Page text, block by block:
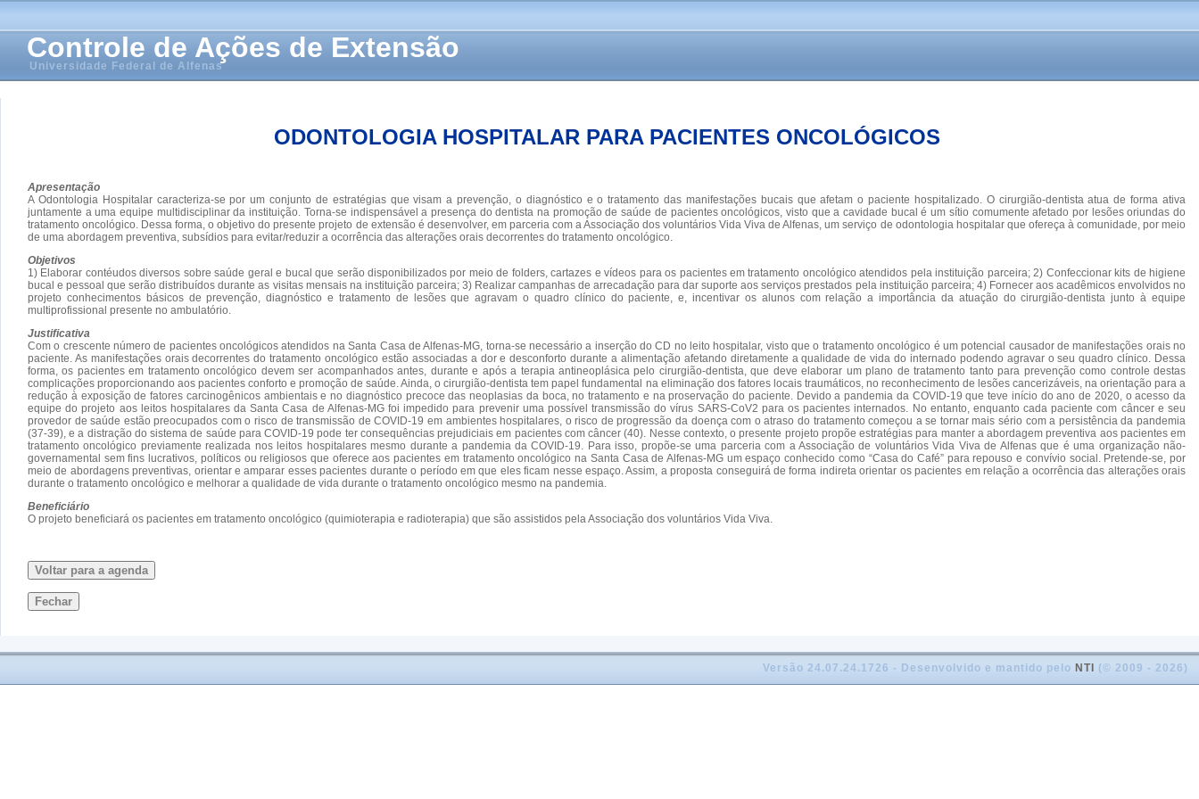
Controle de Ações de Extensão
Universidade Federal de Alfenas
ODONTOLOGIA HOSPITALAR PARA PACIENTES ONCOLÓGICOS
Apresentação
A Odontologia Hospitalar caracteriza-se por um conjunto de estratégias que visam a prevenção, o diagnóstico e o tratamento das manifestações bucais que afetam o paciente hospitalizado. O cirurgião-dentista atua de forma ativa
juntamente a uma equipe multidisciplinar da instituição. Torna-se indispensável a presença do dentista na promoção de saúde de pacientes oncológicos, visto que a cavidade bucal é um sítio comumente afetado por lesões oriundas do
tratamento oncológico. Dessa forma, o objetivo do presente projeto de extensão é desenvolver, em parceria com a Associação dos voluntários Vida Viva de Alfenas, um serviço de odontologia hospitalar que ofereça à comunidade, por meio
de uma abordagem preventiva, subsídios para evitar/reduzir a ocorrência das alterações orais decorrentes do tratamento oncológico.
Objetivos
1) Elaborar contéudos diversos sobre saúde geral e bucal que serão disponibilizados por meio de folders, cartazes e vídeos para os pacientes em tratamento oncológico atendidos pela instituição parceira; 2) Confeccionar kits de higiene
bucal e pessoal que serão distribuídos durante as visitas mensais na instituição parceira; 3) Realizar campanhas de arrecadação para dar suporte aos serviços prestados pela instituição parceira; 4) Fornecer aos acadêmicos envolvidos no
projeto conhecimentos básicos de prevenção, diagnóstico e tratamento de lesões que agravam o quadro clínico do paciente, e, incentivar os alunos com relação a importância da atuação do cirurgião-dentista junto à equipe
multiprofissional presente no ambulatório.
Justificativa
Com o crescente número de pacientes oncológicos atendidos na Santa Casa de Alfenas-MG, torna-se necessário a inserção do CD no leito hospitalar, visto que o tratamento oncológico é um potencial causador de manifestações orais no
paciente. As manifestações orais decorrentes do tratamento oncológico estão associadas a dor e desconforto durante a alimentação afetando diretamente a qualidade de vida do internado podendo agravar o seu quadro clínico. Dessa
forma, os pacientes em tratamento oncológico devem ser acompanhados antes, durante e após a terapia antineoplásica pelo cirurgião-dentista, que deve elaborar um plano de tratamento tanto para prevenção como controle destas
complicações proporcionando aos pacientes conforto e promoção de saúde. Ainda, o cirurgião-dentista tem papel fundamental na eliminação dos fatores locais traumáticos, no reconhecimento de lesões cancerizáveis, na orientação para a
redução à exposição de fatores carcinogênicos ambientais e no diagnóstico precoce das neoplasias da boca, no tratamento e na proservação do paciente. Devido a pandemia da COVID-19 que teve início do ano de 2020, o acesso da
equipe do projeto aos leitos hospitalares da Santa Casa de Alfenas-MG foi impedido para prevenir uma possível transmissão do vírus SARS-CoV2 para os pacientes internados. No entanto, enquanto cada paciente com câncer e seu
provedor de saúde estão preocupados com o risco de transmissão de COVID-19 em ambientes hospitalares, o risco de progressão da doença com o atraso do tratamento começou a se tornar mais sério com a persistência da pandemia
(37-39), e a distração do sistema de saúde para COVID-19 pode ter consequências prejudiciais em pacientes com câncer (40). Nesse contexto, o presente projeto propõe estratégias para manter a abordagem preventiva aos pacientes em
tratamento oncológico previamente realizada nos leitos hospitalares mesmo durante a pandemia da COVID-19. Para isso, propõe-se uma parceria com a Associação de voluntários Vida Viva de Alfenas que é uma organização não-
governamental sem fins lucrativos, políticos ou religiosos que oferece aos pacientes em tratamento oncológico na Santa Casa de Alfenas-MG um espaço conhecido como “Casa do Café” para repouso e convívio social. Pretende-se, por
meio de abordagens preventivas, orientar e amparar esses pacientes durante o período em que eles ficam nesse espaço. Assim, a proposta conseguirá de forma indireta orientar os pacientes em relação a ocorrência das alterações orais
durante o tratamento oncológico e melhorar a qualidade de vida durante o tratamento oncológico mesmo na pandemia.
Beneficiário
O projeto beneficiará os pacientes em tratamento oncológico (quimioterapia e radioterapia) que são assistidos pela Associação dos voluntários Vida Viva.
Voltar para a agenda
Fechar
Versão 24.07.24.1726 - Desenvolvido e mantido pelo NTI (© 2009 - 2026)